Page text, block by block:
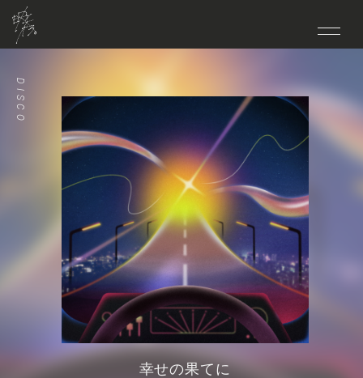
GOODS
CONTACT
FANCLUB
DISCO
幸せの果てに